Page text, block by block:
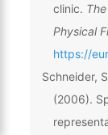
clinic.
Physical
https://
Schneider,
(2006).